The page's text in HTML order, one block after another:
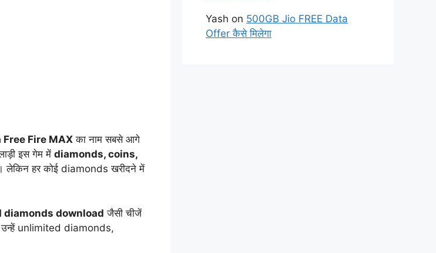
Free Fire MAXका नाम सबसे आगे
इस गेम में diamonds, coins,
लेकिन हर कोई diamonds खरीदने में
diamonds download जैसी चीजें
उन्हें unlimited diamonds,
Yash on 500GB Jio FREE Data
Offer कैसे मिलेगा